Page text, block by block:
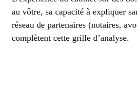
au vôtre, sa capacité à expliquer
réseau de partenaires (notaires,
complètent cette grille d’analyse.